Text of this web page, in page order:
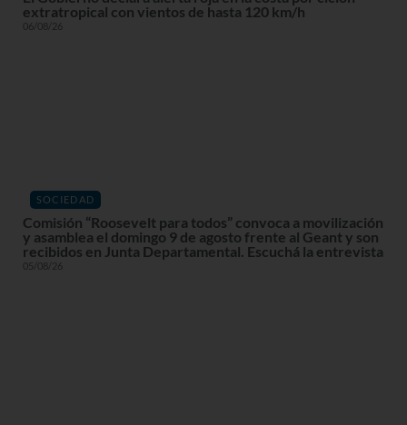
extratropical con vientos de hasta 120 km/h
06/08/26
SOCIEDAD
Comisión “Roosevelt para todos” convoca a movilización
y asamblea el domingo 9 de agosto frente al Geant y son
recibidos en Junta Departamental. Escuchá la entrevista
05/08/26